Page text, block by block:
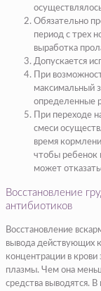
Обязательно
период с трех
выработка
Допускается
При
максимальный
определенные
При переходе
смеси
время
чтобы ребенок
может
Восстановление
антибиотиков
Восстановление
вывода действующих
концентрации в крови
плазмы. Чем она
средства выводятся.